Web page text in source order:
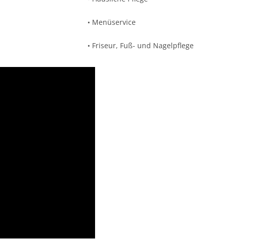
• Menüservice
• Friseur, Fuß- und Nagelpflege